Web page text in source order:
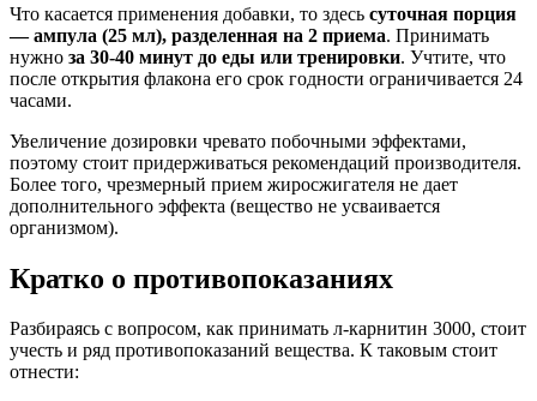
Что касается применения добавки, то здесь суточная порция
— ампула (25 мл), разделенная на 2 приема. Принимать
нужно за 30-40 минут до еды или тренировки. Учтите, что
после открытия флакона его срок годности ограничивается 24
часами.
Увеличение дозировки чревато побочными эффектами,
поэтому стоит придерживаться рекомендаций производителя.
Более того, чрезмерный прием жиросжигателя не дает
дополнительного эффекта (вещество не усваивается
организмом).
Кратко о противопоказаниях
Разбираясь с вопросом, как принимать л-карнитин 3000, стоит
учесть и ряд противопоказаний вещества. К таковым стоит
отнести: